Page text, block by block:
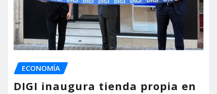
ECONOMÍA
DIGI inaugura tienda propia en